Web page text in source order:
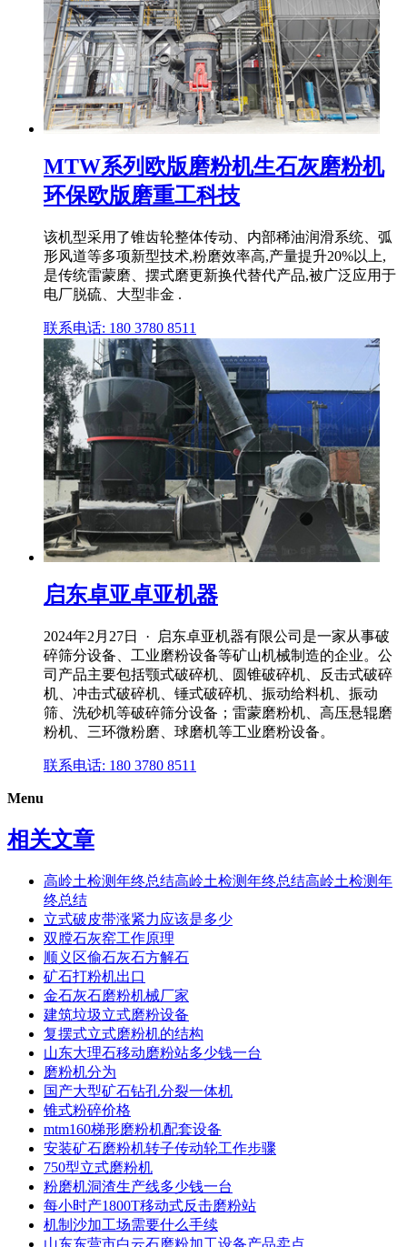
MTW系列欧版磨粉机生石灰磨粉机
环保欧版磨重工科技
该机型采用了锥齿轮整体传动、内部稀油润滑系统、弧
形风道等多项新型技术,粉磨效率高,产量提升20%以上,
是传统雷蒙磨、摆式磨更新换代替代产品,被广泛应用于
电厂脱硫、大型非金 .
联系电话: 180 3780 8511
启东卓亚卓亚机器
2024年2月27日 · 启东卓亚机器有限公司是一家从事破
碎筛分设备、工业磨粉设备等矿山机械制造的企业。公
司产品主要包括颚式破碎机、圆锥破碎机、反击式破碎
机、冲击式破碎机、锤式破碎机、振动给料机、振动
筛、洗砂机等破碎筛分设备；雷蒙磨粉机、高压悬辊磨
粉机、三环微粉磨、球磨机等工业磨粉设备。
联系电话: 180 3780 8511
Menu
相关文章
高岭土检测年终总结高岭土检测年终总结高岭土检测年
终总结
立式破皮带涨紧力应该是多少
双膛石灰窑工作原理
顺义区偷石灰石方解石
矿石打粉机出口
金石灰石磨粉机械厂家
建筑垃圾立式磨粉设备
复摆式立式磨粉机的结构
山东大理石移动磨粉站多少钱一台
磨粉机分为
国产大型矿石钻孔分裂一体机
锥式粉碎价格
mtm160梯形磨粉机配套设备
安装矿石磨粉机转子传动轮工作步骤
750型立式磨粉机
粉磨机洞渣生产线多少钱一台
每小时产1800T移动式反击磨粉站
机制沙加工场需要什么手续
山东东营市白云石磨粉加工设备产品卖点